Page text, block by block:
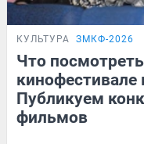
КУЛЬТУРА ЗМКФ-2026
Что
кинофестивале
Публикуем
фильмов